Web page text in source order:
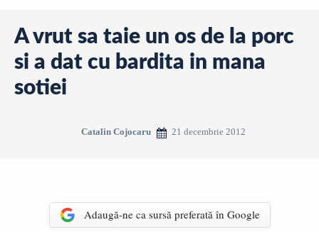
A vrut sa taie un os de la porc
si a dat cu bardita in mana
sotiei
Catalin Cojocaru 21 decembrie 2012
Adaugă-ne ca sursă preferată în Google